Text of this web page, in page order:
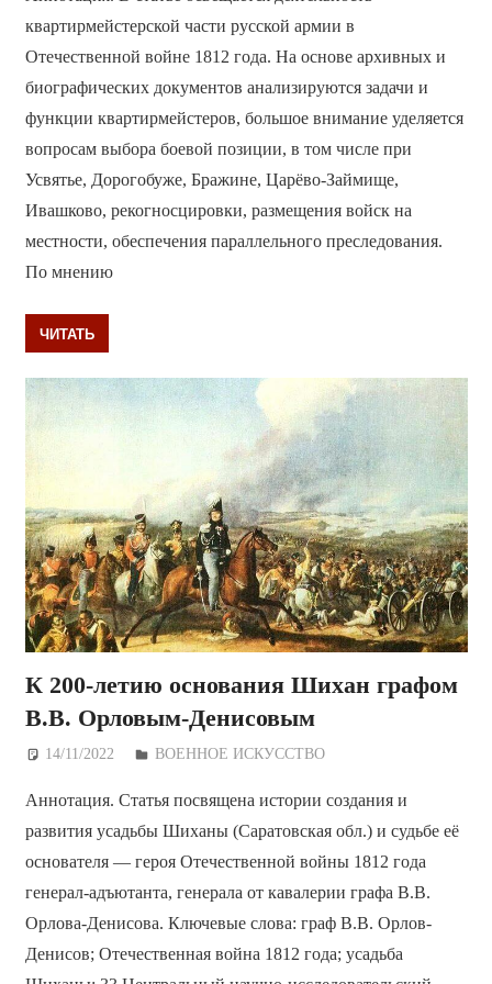
квартирмейстерской части русской армии в
Отечественной войне 1812 года. На основе архивных и
биографических документов анализируются задачи и
функции квартирмейстеров, большое внимание уделяется
вопросам выбора боевой позиции, в том числе при
Усвятье, Дорогобуже, Бражине, Царёво-Займище,
Ивашково, рекогносцировки, размещения войск на
местности, обеспечения параллельного преследования.
По мнению
ЧИТАТЬ
К 200-летию основания Шихан графом
В.В. Орловым-Денисовым
14/11/2022 Дежурный по Редакции
ВОЕННОЕ ИСКУССТВО
Аннотация. Статья посвящена истории создания и
развития усадьбы Шиханы (Саратовская обл.) и судьбе её
основателя — героя Отечественной войны 1812 года
генерал-адъютанта, генерала от кавалерии графа В.В.
Орлова-Денисова. Ключевые слова: граф В.В. Орлов-
Денисов; Отечественная война 1812 года; усадьба